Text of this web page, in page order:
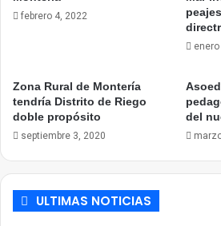
febrero 4, 2022
Zona Rural de Montería
tendría Distrito de Riego
doble propósito
septiembre 3, 2020
del
ULTIMAS NOTICIAS